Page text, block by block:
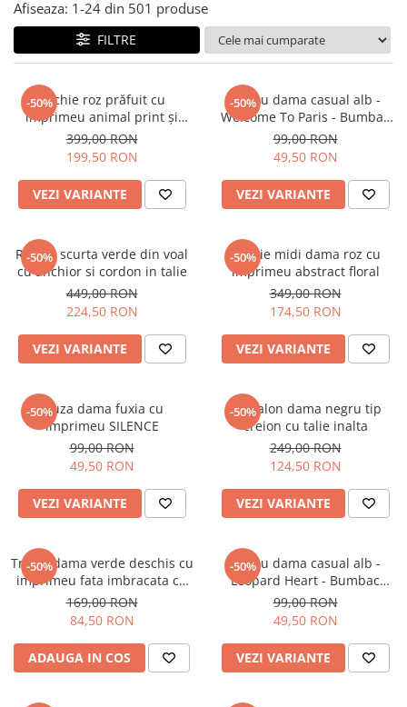
Tricouri si topuri
Rochii de eveniment
Afiseaza: 1-24 din 501 produse
FILTRE
-50%Rochie roz prăfuit cu
imprimeu animal print și
curea
399,00 RON
199,50 RON
VEZI VARIANTE
-50%
Tricou dama casual alb -
Welcome To Paris - Bumbac
Organic
99,00 RON
49,50 RON
VEZI VARIANTE
-50%
Rochie scurta verde din voal
cu anchior si cordon in talie
449,00 RON
224,50 RON
VEZI VARIANTE
-50%
Rochie midi dama roz cu
imprimeu abstract floral
349,00 RON
174,50 RON
VEZI VARIANTE
-50%Bluza dama fuxia cu
imprimeu SILENCE
99,00 RON
49,50 RON
VEZI VARIANTE
-50%
Pantalon dama negru tip
creion cu talie inalta
249,00 RON
124,50 RON
VEZI VARIANTE
-50%
Tricou dama verde deschis cu
imprimeu fata imbracata cu
alb si inghetata in mana
169,00 RON
84,50 RON
ADAUGA IN COS
-50%
Tricou dama casual alb -
Leopard Heart - Bumbac
Organic
99,00 RON
49,50 RON
VEZI VARIANTE